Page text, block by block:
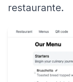
restaurante.